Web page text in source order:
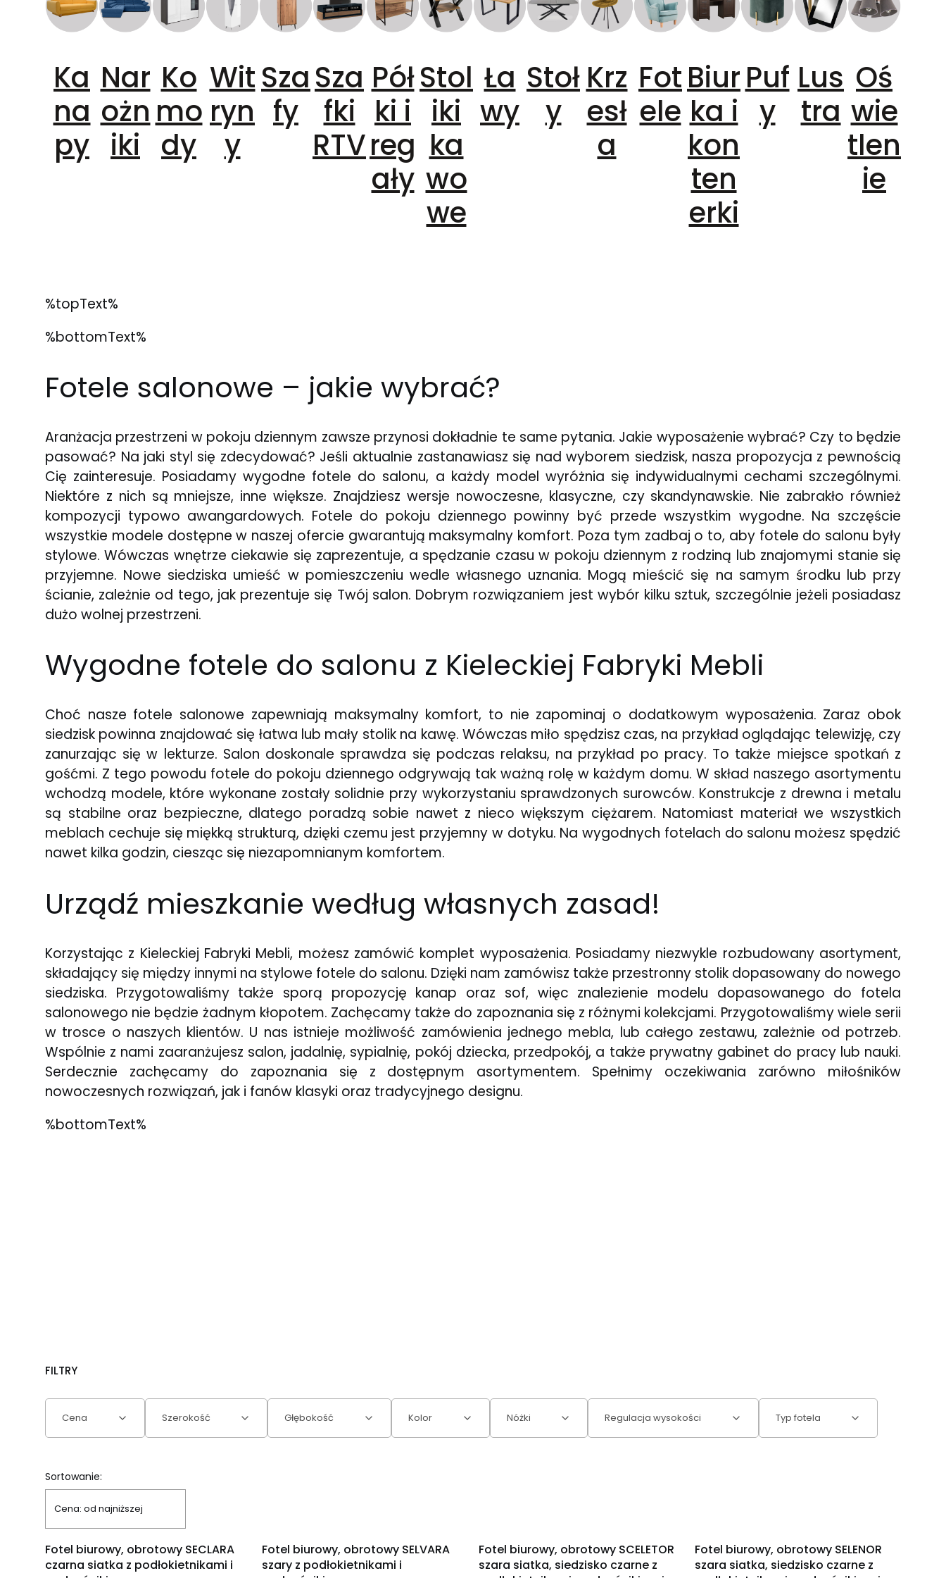
Ka
na
py
Nar
ożn
iki
Ko
mo
dy
Wit
ryn
y
Sza
fy
Sza
fki
RTV
Pół
ki i
reg
ały
Stol
iki
ka
wo
we
Ła
wy
Stoł
y
Krz
esł
a
Fot
ele
Biur
ka i
kon
ten
erki
Puf
y
Lus
tra
Oś
wie
tlen
ie
%topText%
%bottomText%
Fotele salonowe – jakie wybrać?
Aranżacja przestrzeni w pokoju dziennym zawsze przynosi dokładnie te same pytania. Jakie wyposażenie wybrać? Czy to będzie
pasować? Na jaki styl się zdecydować? Jeśli aktualnie zastanawiasz się nad wyborem siedzisk, nasza propozycja z pewnością
Cię zainteresuje. Posiadamy wygodne fotele do salonu, a każdy model wyróżnia się indywidualnymi cechami szczególnymi.
Niektóre z nich są mniejsze, inne większe. Znajdziesz wersje nowoczesne, klasyczne, czy skandynawskie. Nie zabrakło również
kompozycji typowo awangardowych. Fotele do pokoju dziennego powinny być przede wszystkim wygodne. Na szczęście
wszystkie modele dostępne w naszej ofercie gwarantują maksymalny komfort. Poza tym zadbaj o to, aby fotele do salonu były
stylowe. Wówczas wnętrze ciekawie się zaprezentuje, a spędzanie czasu w pokoju dziennym z rodziną lub znajomymi stanie się
przyjemne. Nowe siedziska umieść w pomieszczeniu wedle własnego uznania. Mogą mieścić się na samym środku lub przy
ścianie, zależnie od tego, jak prezentuje się Twój salon. Dobrym rozwiązaniem jest wybór kilku sztuk, szczególnie jeżeli posiadasz
dużo wolnej przestrzeni.
Wygodne fotele do salonu z Kieleckiej Fabryki Mebli
Choć nasze fotele salonowe zapewniają maksymalny komfort, to nie zapominaj o dodatkowym wyposażenia. Zaraz obok
siedzisk powinna znajdować się łatwa lub mały stolik na kawę. Wówczas miło spędzisz czas, na przykład oglądając telewizję, czy
zanurzając się w lekturze. Salon doskonale sprawdza się podczas relaksu, na przykład po pracy. To także miejsce spotkań z
gośćmi. Z tego powodu fotele do pokoju dziennego odgrywają tak ważną rolę w każdym domu. W skład naszego asortymentu
wchodzą modele, które wykonane zostały solidnie przy wykorzystaniu sprawdzonych surowców. Konstrukcje z drewna i metalu
są stabilne oraz bezpieczne, dlatego poradzą sobie nawet z nieco większym ciężarem. Natomiast materiał we wszystkich
meblach cechuje się miękką strukturą, dzięki czemu jest przyjemny w dotyku. Na wygodnych fotelach do salonu możesz spędzić
nawet kilka godzin, ciesząc się niezapomnianym komfortem.
Urządź mieszkanie według własnych zasad!
Korzystając z Kieleckiej Fabryki Mebli, możesz zamówić komplet wyposażenia. Posiadamy niezwykle rozbudowany asortyment,
składający się między innymi na stylowe fotele do salonu. Dzięki nam zamówisz także przestronny stolik dopasowany do nowego
siedziska. Przygotowaliśmy także sporą propozycję kanap oraz sof, więc znalezienie modelu dopasowanego do fotela
salonowego nie będzie żadnym kłopotem. Zachęcamy także do zapoznania się z różnymi kolekcjami. Przygotowaliśmy wiele serii
w trosce o naszych klientów. U nas istnieje możliwość zamówienia jednego mebla, lub całego zestawu, zależnie od potrzeb.
Wspólnie z nami zaaranżujesz salon, jadalnię, sypialnię, pokój dziecka, przedpokój, a także prywatny gabinet do pracy lub nauki.
Serdecznie zachęcamy do zapoznania się z dostępnym asortymentem. Spełnimy oczekiwania zarówno miłośników
nowoczesnych rozwiązań, jak i fanów klasyki oraz tradycyjnego designu.
%bottomText%
FILTRY
Cena Szerokość Głębokość Kolor Nóżki Regulacja wysokości Typ fotela
Lista produktów
Sortowanie:
Cena: od najniższej
Fotel biurowy, obrotowy SECLARA
czarna siatka z podłokietnikami i
Fotel biurowy, obrotowy SELVARA
szary z podłokietnikami i
Fotel biurowy, obrotowy SCELETOR
szara siatka, siedzisko czarne z
Fotel biurowy, obrotowy SELENOR
szara siatka, siedzisko czarne z